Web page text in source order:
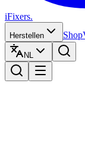
iFixers.
Herstellen Shop
NL